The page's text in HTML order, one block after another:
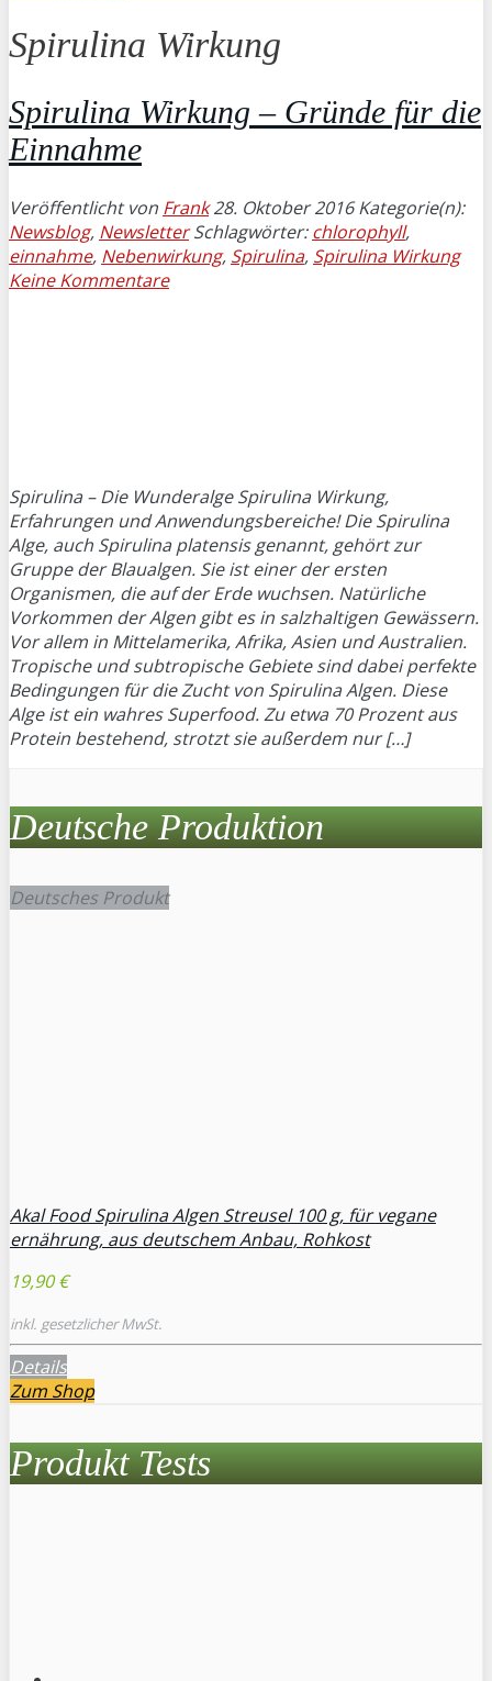
Spirulina Wirkung
Spirulina Wirkung – Gründe für die
Einnahme
Veröffentlicht von Frank 28. Oktober 2016 Kategorie(n):
Newsblog, NewsletterSchlagwörter:chlorophyll,
einnahme, Nebenwirkung, Spirulina, Spirulina Wirkung
Keine Kommentare
Spirulina – Die Wunderalge Spirulina Wirkung,
Erfahrungen und Anwendungsbereiche! Die Spirulina
Alge, auch Spirulina platensis genannt, gehört zur
Gruppe der Blaualgen. Sie ist einer der ersten
Organismen, die auf der Erde wuchsen. Natürliche
Vorkommen der Algen gibt es in salzhaltigen Gewässern.
Vor allem in Mittelamerika, Afrika, Asien und Australien.
Tropische und subtropische Gebiete sind dabei perfekte
Bedingungen für die Zucht von Spirulina Algen. Diese
Alge ist ein wahres Superfood. Zu etwa 70 Prozent aus
Protein bestehend, strotzt sie außerdem nur […]
Deutsche Produktion
Deutsches Produkt
Akal Food Spirulina Algen Streusel 100 g, für vegane
ernährung, aus deutschem Anbau, Rohkost
19,90 €
inkl. gesetzlicher MwSt.
Details
Zum Shop
Produkt Tests